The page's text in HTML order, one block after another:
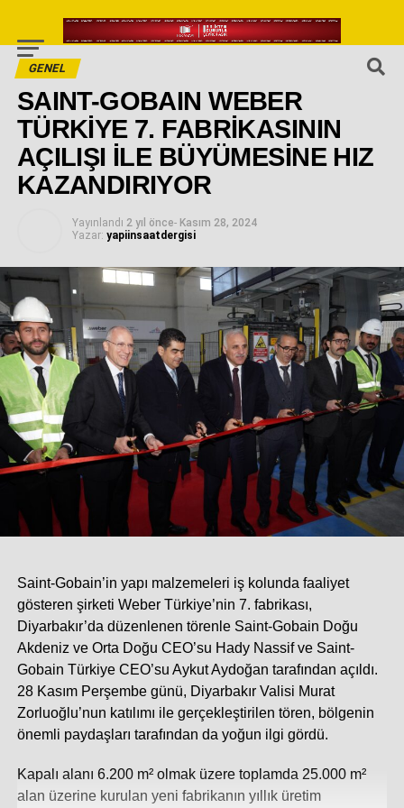
GENEL
SAINT-GOBAIN WEBER
TÜRKİYE 7. FABRİKASININ
AÇILIŞI İLE BÜYÜMESİNE HIZ
KAZANDIRIYOR
Yayınlandı 2 yıl önce- Kasım 28, 2024
Yazar: yapiinsaatdergisi
Saint-Gobain’in yapı malzemeleri iş kolunda faaliyet
gösteren şirketi Weber Türkiye’nin 7. fabrikası,
Diyarbakır’da düzenlenen törenle Saint-Gobain Doğu
Akdeniz ve Orta Doğu CEO’su Hady Nassif ve Saint-
Gobain Türkiye CEO’su Aykut Aydoğan tarafından açıldı.
28 Kasım Perşembe günü, Diyarbakır Valisi Murat
Zorluoğlu’nun katılımı ile gerçekleştirilen tören, bölgenin
önemli paydaşları tarafından da yoğun ilgi gördü.
Kapalı alanı 6.200 m² olmak üzere toplamda 25.000 m²
alan üzerine kurulan yeni fabrikanın yıllık üretim